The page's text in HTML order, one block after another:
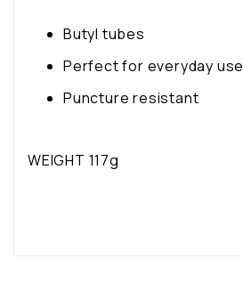
Butyl tubes
Perfect for everyday use
Puncture resistant
WEIGHT 117g